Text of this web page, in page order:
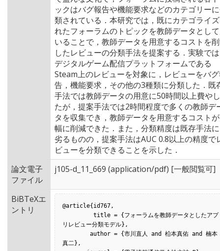
ックはバグ報告や機能要求などのカテゴリー
類されている．本研究では，既にカテゴライ
れたフォーラムのトピックを教師データとし
いることで，教師データを用意するコストを
したレビューの分類手法を提案する．実験で
デジタルゲーム配信プラットフォームである
Steam上のレビューを対象に，レビューをバ
告，機能要求，その他の3種類に分類した．既
手法では教師データの用意に50時間以上費やし
たが，提案手法では2時間程度で多くの教師デ
タを収集でき，教師データを用意するコスト
幅に削減できた．また，分類精度は既存手法
劣るものの，提案手法はAUC 0.8以上の精度で
ビューを分類できることを示した．
論文電子
ファイル
j105-d_11_669 (application/pdf) [一般閲覧可]
BiBTeXエ
ントリ
@article{id767,
リレビュー分類モデル},
真二},